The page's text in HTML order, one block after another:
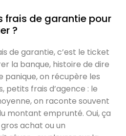
frais de garantie pour
?
de garantie, c’est le ticket
la banque, histoire de dire
panique, on récupère les
petits frais d’agence : le
on raconte souvent
montant emprunté. Oui, ça
achat ou un